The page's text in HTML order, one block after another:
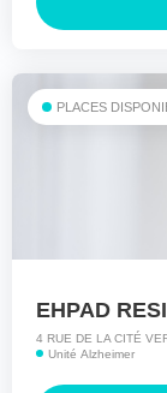
PLACES
EHPAD
4 RUE DE LA CITÉ
Unité Alzheimer